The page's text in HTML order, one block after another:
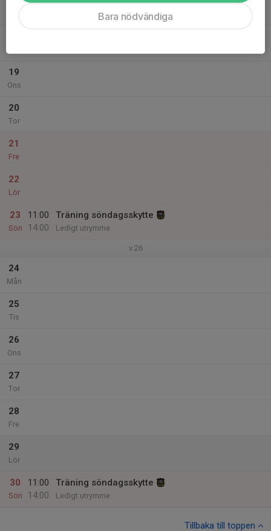
19
Ons
20
Tor
21
Fre
22
Lör
23
Sön
11:00
14:00
Träning söndagsskytte
Ledigt utrymme
v.26
24
Mån
25
Tis
26
Ons
27
Tor
28
Fre
29
Lör
30
Sön
11:00
14:00
Träning söndagsskytte
Ledigt utrymme
Tillbaka till toppen
Bara nödvändiga